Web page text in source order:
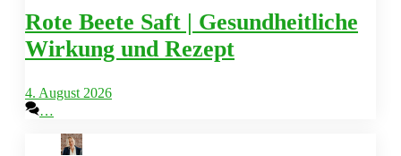
Rote Beete Saft | Gesundheitliche
Wirkung und Rezept
4. August 2026
…